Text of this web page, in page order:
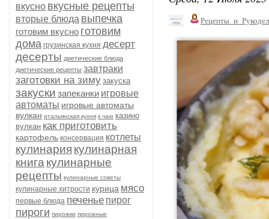
вкусно вкусные рецепты
вторые блюда выпечка
готовим вкусно готовим
дома грузинская кухня десерт
десерты диетические блюда
диетические рецепты завтраки
заготовки на зиму закуска
закуски запеканки игровые
автоматы игровые автоматы
вулкан итальянская кухня к чаю казино
вулкан как приготовить
картофель консервация котлеты
кулинария кулинарная
книга кулинарные
рецепты кулинарные советы
кулинарные хитрости курица мясо
первые блюда печенье пирог
пироги пирожки пирожные